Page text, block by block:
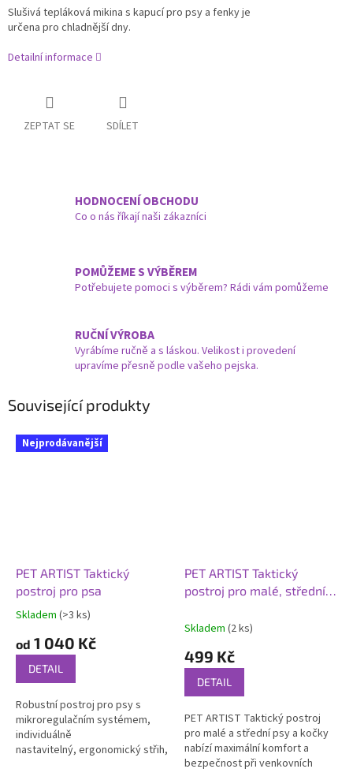
Slušivá tepláková mikina s kapucípro psy a fenky je
určena pro chladnější dny.
Detailní informace
ZEPTAT SE SDÍLET
HODNOCENÍ OBCHODU
Co o nás říkají naši zákazníci
POMŮŽEME S VÝBĚREM
Potřebujete pomoci s výběrem? Rádi vám pomůžeme
RUČNÍ VÝROBA
Vyrábíme ručně a s láskou. Velikost i provedení
upravíme přesně podle vašeho pejska.
Související produkty
Nejprodávanější
PET ARTIST Taktický
postroj pro psa
Průměrné
produktu
5,0
5
hvězdiček.
Skladem (>3 ks)
od 1 040 Kč
DETAIL
Robustní postroj pro psy s
mikroregulačním systémem,
individuálně
nastavitelný, ergonomický střih,
PET ARTIST Taktický
postroj pro malé, střední
Skladem (2 ks)
499 Kč
DETAIL
PET ARTIST Taktický postroj
pro malé a střední psy a kočky
nabízí maximální komfort a
bezpečnost při venkovních